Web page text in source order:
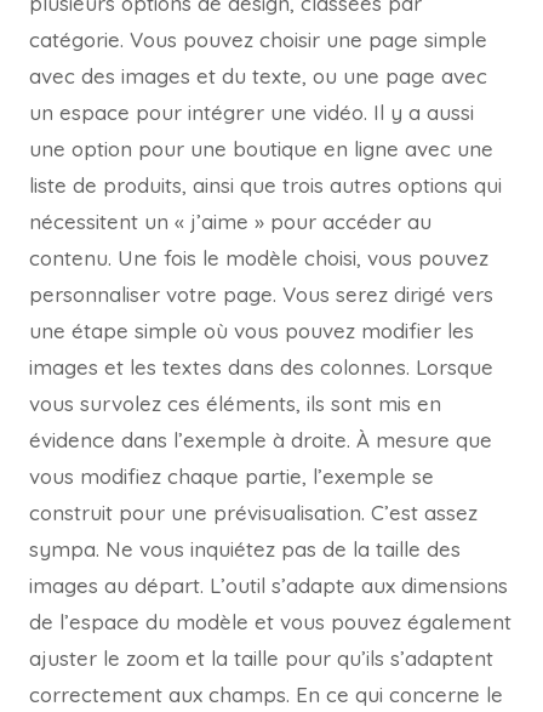
catégorie. Vous pouvez choisir une page simple
avec des images et du texte, ou une page avec
un espace pour intégrer une vidéo. Il y a aussi
une option pour une boutique en ligne avec une
liste de produits, ainsi que trois autres options qui
nécessitent un « j’aime » pour accéder au
contenu. Une fois le modèle choisi, vous pouvez
personnaliser votre page. Vous serez dirigé vers
une étape simple où vous pouvez modifier les
images et les textes dans des colonnes. Lorsque
vous survolez ces éléments, ils sont mis en
évidence dans l’exemple à droite. À mesure que
vous modifiez chaque partie, l’exemple se
construit pour une prévisualisation. C’est assez
sympa. Ne vous inquiétez pas de la taille des
images au départ. L’outil s’adapte aux dimensions
de l’espace du modèle et vous pouvez également
ajuster le zoom et la taille pour qu’ils s’adaptent
correctement aux champs. En ce qui concerne le